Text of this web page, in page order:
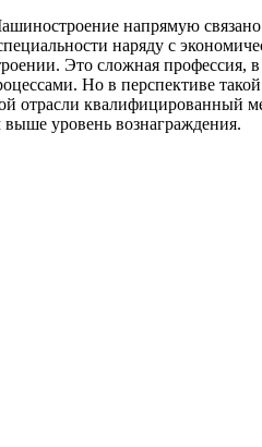
напрямую связано
наряду с
Это сложная профессия,
Но в перспективе
отрасли квалифицированный
уровень вознаграждения.